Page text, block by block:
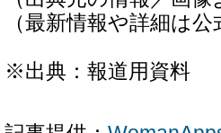
（最新情報や詳細は
※出典：報道用資料